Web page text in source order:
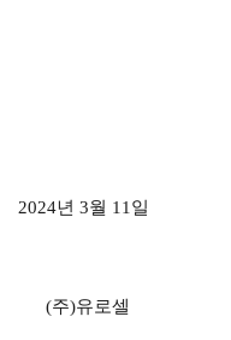
년 3월 11일
(주)유로셀